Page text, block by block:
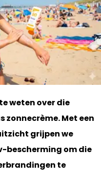
weten over die
zonnecrème. Met een
grijpen we
bescherming om die
te